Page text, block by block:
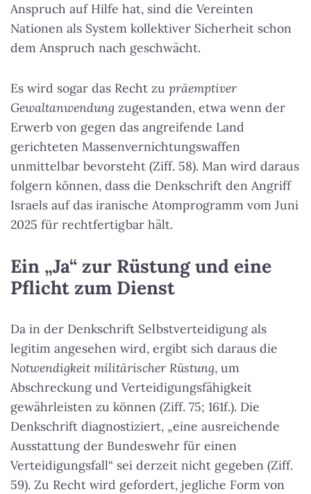
Anspruch auf Hilfe hat, sind die Vereinten
Nationen als System kollektiver Sicherheit schon
dem Anspruch nach geschwächt.
Es wird sogar das Recht zu präemptiver
Gewaltanwendung zugestanden, etwa wenn der
Erwerb von gegen das angreifende Land
gerichteten Massenvernichtungswaffen
unmittelbar bevorsteht (Ziff. 58). Man wird daraus
folgern können, dass die Denkschrift den Angriff
Israels auf das iranische Atomprogramm vom Juni
2025 für rechtfertigbar hält.
Ein „Ja“ zur Rüstung und eine
Pflicht zum Dienst
Da in der Denkschrift Selbstverteidigung als
legitim angesehen wird, ergibt sich daraus die
Notwendigkeit militärischer Rüstung, um
Abschreckung und Verteidigungsfähigkeit
gewährleisten zu können (Ziff. 75; 161f.). Die
Denkschrift diagnostiziert, „eine ausreichende
Ausstattung der Bundeswehr für einen
Verteidigungsfall“ sei derzeit nicht gegeben (Ziff.
59). Zu Recht wird gefordert, jegliche Form von